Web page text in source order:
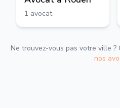
1 avocat
Ne trouvez-vous pas votre ville ?
nos